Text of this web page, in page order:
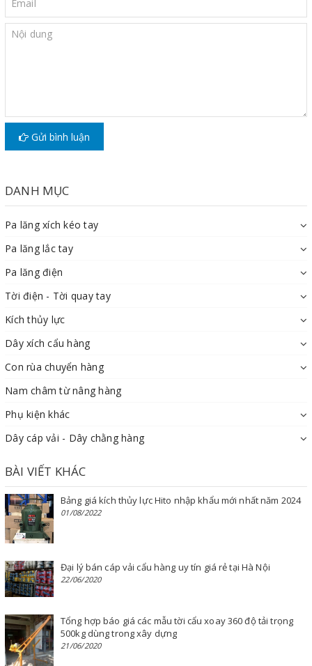
Gửi bình luận
DANH MỤC
Pa lăng xích kéo tay
Pa lăng lắc tay
Pa lăng điện
Tời điện - Tời quay tay
Kích thủy lực
Dây xích cẩu hàng
Con rùa chuyển hàng
Nam châm từ nâng hàng
Phụ kiện khác
Dây cáp vải - Dây chằng hàng
BÀI VIẾT KHÁC
Bảng giá kích thủy lực Hito nhập khẩu mới nhất năm 2024
01/08/2022
Đại lý bán cáp vải cẩu hàng uy tín giá rẻ tại Hà Nội
22/06/2020
Tổng hợp báo giá các mẫu tời cẩu xoay 360 độ tải trọng
500kg dùng trong xây dựng
21/06/2020